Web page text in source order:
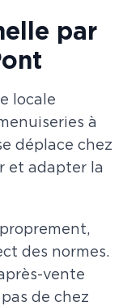
par
locale
à
déplace chez
et adapter la
des normes.
vente
de chez